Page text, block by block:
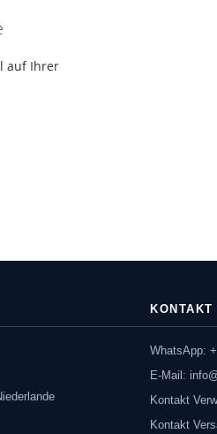
auf Ihrer
KONTAKT
WhatsApp:
E-Mail:
Kontakt
Kontakt